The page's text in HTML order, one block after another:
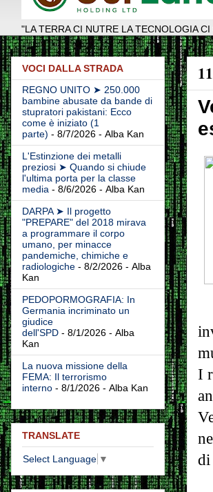
"LA TERRA CI NUTRE LA TECNOLOGIA
I
di
VOCI DALLA STRADA
REGNO UNITO ➤ 250.000
bambine abusate da bande di
stupratori pakistani: Ecco
come è iniziato (1
parte) - 8/7/2026 - Alba Kan
L'Estinzione dei metalli
preziosi ➤ Quando si chiude
l'ultima porta per la classe
media - 8/6/2026 - Alba Kan
DARPA ➤ Il progetto
"PREPARE" del 2018 mirava
a programmare il corpo
umano, per minacce
pandemiche, chimiche e
radiologiche - 8/2/2026 - Alba
Kan
PEDOPORMOGRAFIA: In
Germania incriminato un
giudice
dell'SPD - 8/1/2026 - Alba
Kan
La nuova missione della
FEMA: Il terrorismo
interno - 8/1/2026 - Alba Kan
TRANSLATE
Select Language ▼